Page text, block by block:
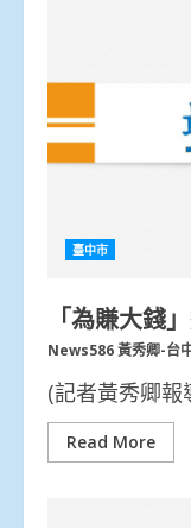
臺中市
「為賺大錢
News586 黃秀卿-台
(記者黃秀卿
Read More